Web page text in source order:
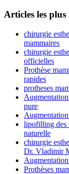
Articles les plus
chirurgie
mammaires
chirurgie
officielles
Prothèse
rapides
protheses
pure
lipofilling des
naturelle
chirurgie
Dr. Vladimir
Prothèses